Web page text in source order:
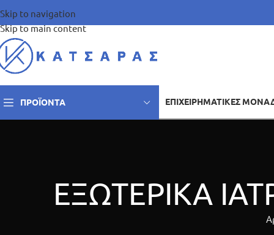
Skip to navigation
Skip to main content
ΠΡΟΪΌΝΤΑ ΕΠΙΧΕΙΡΗΜΑΤΙΚΈΣ
ΕΞΩΤΕΡΙΚΑ